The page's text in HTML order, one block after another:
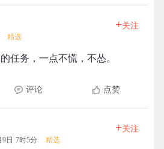
精选
+关注
任务，一点不慌，不怂。
评论 点赞
9日 7时5分 精选
+关注